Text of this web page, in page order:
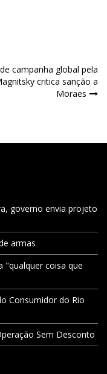
campanha global pela
critica sanção a
Moraes
governo envia projeto
armas
"qualquer coisa que
Consumidor do Rio
Sem Desconto